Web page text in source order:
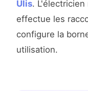
Ulis.
effectue les
configure la
utilisation.